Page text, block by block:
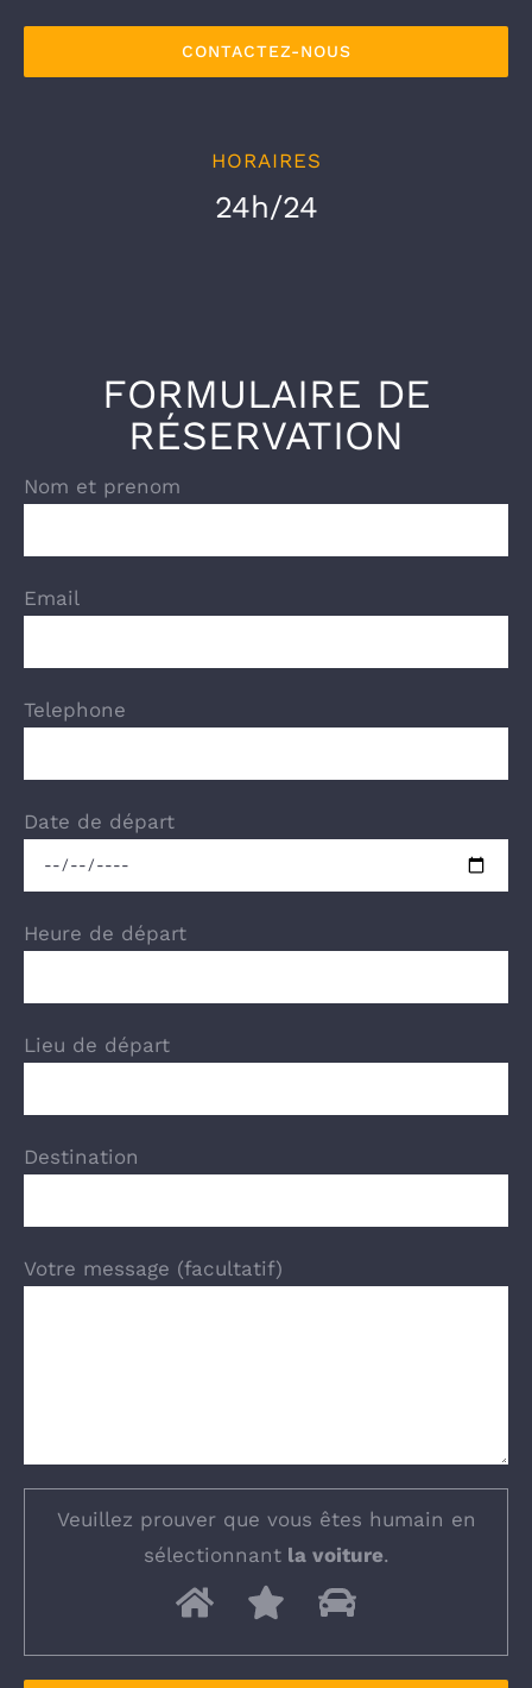
CONTACTEZ-NOUS
HORAIRES
24h/24
FORMULAIRE DE
RÉSERVATION
Nom et prenom
Email
Telephone
Date de départ
Heure de départ
Lieu de départ
Destination
Votre message (facultatif)
Veuillez prouver que vous êtes humain en
sélectionnantla voiture.